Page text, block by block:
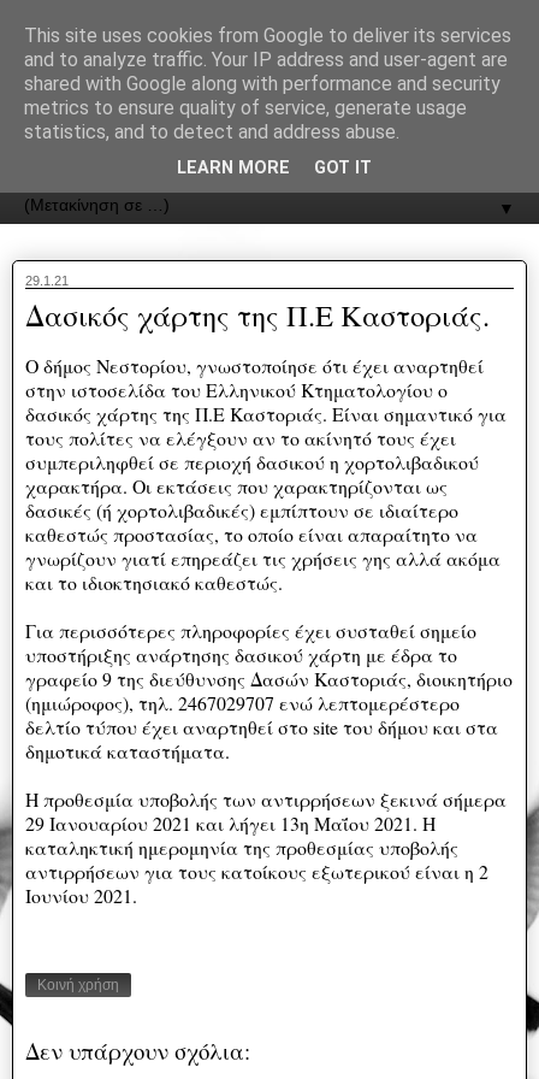
ΟΔΟΣ
▼
29.1.21
Δασικός χάρτης της Π.Ε Καστοριάς.
O δήμος Νεστορίου, γνωστοποίησε ότι έχει αναρτηθεί
στην ιστοσελίδα του Ελληνικού Κτηματολογίου ο
δασικός χάρτης της Π.Ε Καστοριάς. Είναι σημαντικό για
τους πολίτες να ελέγξουν αν το ακίνητό τους έχει
συμπεριληφθεί σε περιοχή δασικού η χορτολιβαδικού
χαρακτήρα. Οι εκτάσεις που χαρακτηρίζονται ως
δασικές (ή χορτολιβαδικές) εμπίπτουν σε ιδιαίτερο
καθεστώς προστασίας, το οποίο είναι απαραίτητο να
γνωρίζουν γιατί επηρεάζει τις χρήσεις γης αλλά ακόμα
και το ιδιοκτησιακό καθεστώς.
Για περισσότερες πληροφορίες έχει συσταθεί σημείο
υποστήριξης ανάρτησης δασικού χάρτη με έδρα το
γραφείο 9 της διεύθυνσης Δασών Καστοριάς, διοικητήριο
(ημιώροφος), τηλ. 2467029707 ενώ λεπτομερέστερο
δελτίο τύπου έχει αναρτηθεί στο site του δήμου και στα
δημοτικά καταστήματα.
Η προθεσμία υποβολής των αντιρρήσεων ξεκινά σήμερα
29 Ιανουαρίου 2021 και λήγει 13η Μαΐου 2021. Η
καταληκτική ημερομηνία της προθεσμίας υποβολής
αντιρρήσεων για τους κατοίκους εξωτερικού είναι η 2
Ιουνίου 2021.
Κοινή χρήση
Δεν υπάρχουν σχόλια:
This site uses cookies from Google to deliver its services
and to analyze traffic. Your IP address and user-agent are
shared with Google along with performance and security
metrics to ensure quality of service, generate usage
statistics, and to detect and address abuse.
LEARN MORE GOT IT